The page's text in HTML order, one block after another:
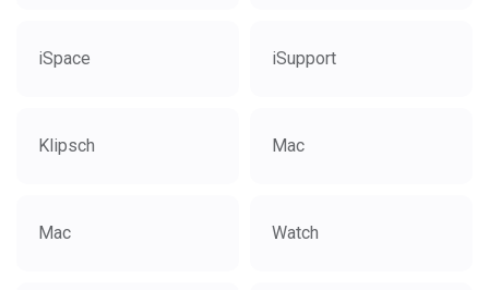
iSpace iSupport
Klipsch Mac
Mac Watch